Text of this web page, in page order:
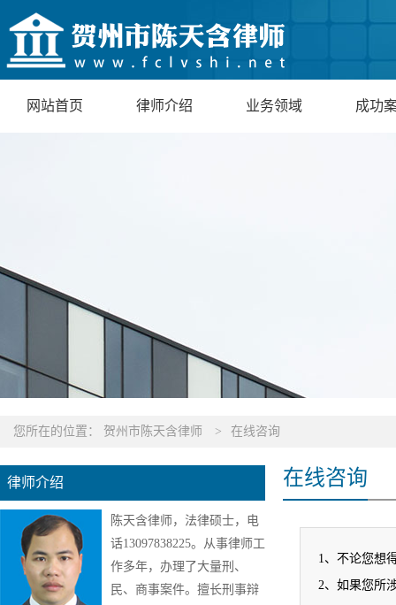
网站首页 律师介绍 业务领域 成功
您所在的位置： 贺州市陈天含律师 > 在线咨询
律师介绍
陈天含律师，法律硕士，电
话13097838225。从事律师工
作多年，办理了大量刑、
民、商事案件。擅长刑事辩
在线咨询
1、不论您想
2、如果您所